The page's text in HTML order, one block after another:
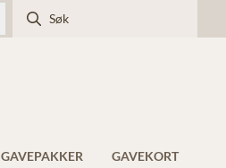
GAVEPAKKER GAVEKORT